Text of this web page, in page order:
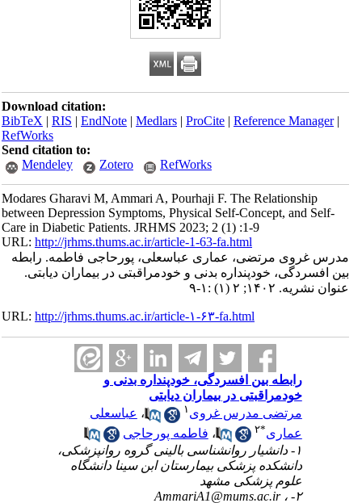
Download citation:
BibTeX|RIS|EndNote|Medlars|ProCite|Reference Manager
RefWorks
Send citation to:
Mendeley
Zotero RefWorks
Modares Gharavi M, Ammari A, Pourhaji F. The Relationship
between Depression Symptoms, Physical Self-Concept, and Self-
Care in Diabetic Patients. JRHMS 2023; 2 (1) :1-9
URL:http://jrhms.thums.ac.ir/article-1-63-fa.html
مدرس غروی مرتضی، عماری عباسعلی، پورحاجی فاطمه. رابطه
بین افسردگی، خودپنداره بدنی و خودمراقبتی در بیماران دیابتی.
عنوان نشریه. ۱۴۰۲; ۲ (۱) :۱-۹
URL:http://jrhms.thums.ac.ir/article-۱-۶۳-fa.html
رابطه بین افسردگی، خودپنداره بدنی و
خودمراقبتی در بیماران دیابتی
مرتضی مدرس غروی۱ ،عباسعلی
عماری
۲ ،فاطمه پورحاجی
۱- دانشیار روانشناسی بالینی گروه روانپزشکی،
دانشکده پزشکی بیمارستان ابن سینا دانشگاه
علوم پزشکی مشهد
AmmariA1@mums.ac.ir